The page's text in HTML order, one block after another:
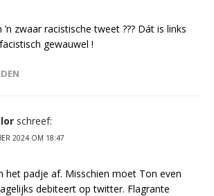
zwaar racistische tweet ??? Dát is links
gewauwel !
schreef:
2024 OM 18:47
het padje af. Misschien moet Ton even
debiteert op twitter. Flagrante